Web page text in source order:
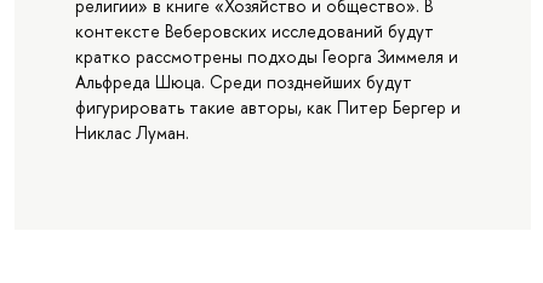
религии» в книге «Хозяйство и общество». В
контексте Веберовских исследований будут
кратко рассмотрены подходы Георга Зиммеля и
Альфреда Шюца. Среди позднейших будут
фигурировать такие авторы, как Питер Бергер и
Никлас Луман.